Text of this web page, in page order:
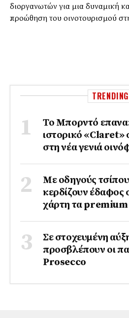
διοργανωτών για μια δυναμική
προώθηση του οινοτουρισμού
TRENDING
Το Μπορντό
ιστορικό «Claret»
στη νέα γενιά
Με οδηγούς
κερδίζουν έδαφος
χάρτη τα
Σε στοχευμένη
προσβλέπουν οι
Prosecco